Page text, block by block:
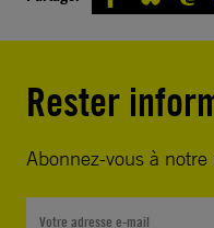
Rester
Abonnez-vous à